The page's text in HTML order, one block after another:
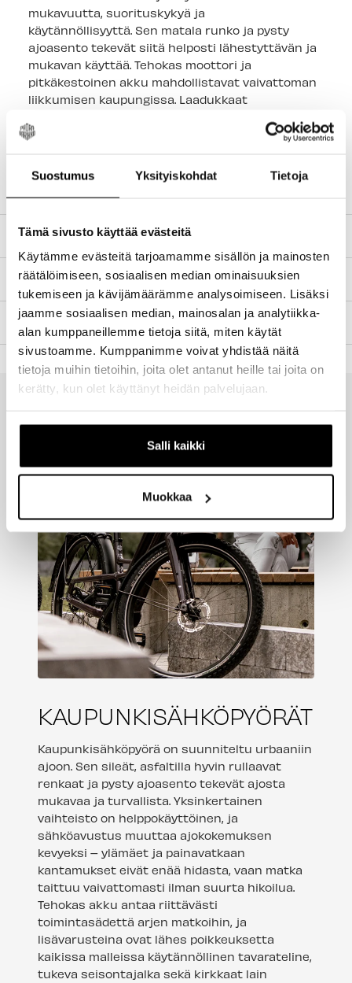
Suostumus Yksityiskohdat Tietoja
Tämä sivusto käyttää evästeitä
Käytämme evästeitä tarjoamamme sisällön ja mainosten
räätälöimiseen, sosiaalisen median ominaisuuksien
tukemiseen ja kävijämäärämme analysoimiseen. Lisäksi
jaamme sosiaalisen median, mainosalan ja analytiikka-
alan kumppaneillemme tietoja siitä, miten käytät
sivustoamme. Kumppanimme voivat yhdistää näitä
tietoja muihin tietoihin, joita olet antanut heille tai joita on
kerätty, kun olet käyttänyt heidän palvelujaan.
Salli kaikki
Muokkaa
mukavuutta, suorituskykyä ja
käytännöllisyyttä. Sen matala runko ja pysty
ajoasento tekevät siitä helposti lähestyttävän ja
mukavan käyttää. Tehokas moottori ja
pitkäkestoinen akku mahdollistavat vaivattoman
liikkumisen kaupungissa. Laadukkaat
pyörän pitkäikäisyyden ja luotettavuuden. Lisäksi
ja integroidut valot, tekevät siitä erinomaisen
valinnan arjen tarpeisiin.
TEKNISET TIEDOT
SOPIVAT LISÄVARUSTEET
TILAUS JA MAKSUTAVAT
KAUPUNKISÄHKÖPYÖRÄT
Kaupunkisähköpyörä on suunniteltu urbaaniin
ajoon. Sen sileät, asfaltilla hyvin rullaavat
renkaat ja pysty ajoasento tekevät ajosta
mukavaa ja turvallista. Yksinkertainen
vaihteisto on helppokäyttöinen, ja
sähköavustus muuttaa ajokokemuksen
kevyeksi – ylämäet ja painavatkaan
kantamukset eivät enää hidasta, vaan matka
taittuu vaivattomasti ilman suurta hikoilua.
Tehokas akku antaa riittävästi
toimintasädettä arjen matkoihin, ja
lisävarusteina ovat lähes poikkeuksetta
kaikissa malleissa käytännöllinen tavarateline,
tukeva seisontajalka sekä kirkkaat lain